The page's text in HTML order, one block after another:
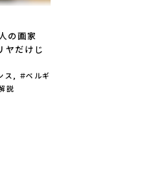
の画家
ヤだけじ
ス ,
ベルギ
説